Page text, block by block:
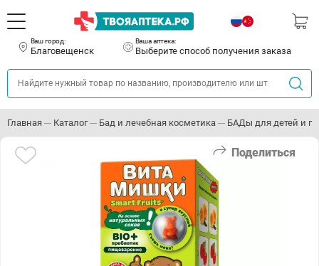
Ваш город:
Благовещенск
Ваша аптека:
Выберите способ получения заказа
Главная Каталог Бад и лечебная косметика БАДы для детей и
Поделиться